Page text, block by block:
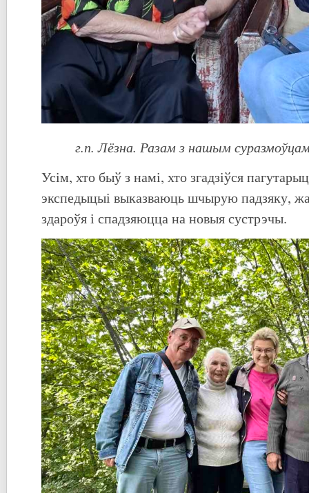
г.п. Лёзна. Разам з нашым
Усім, хто быў з намі, хто згадзіўся
экспедыцыі выказваюць шчырую падзяку,
здароўя і спадзяюцца на новыя сустрэчы.